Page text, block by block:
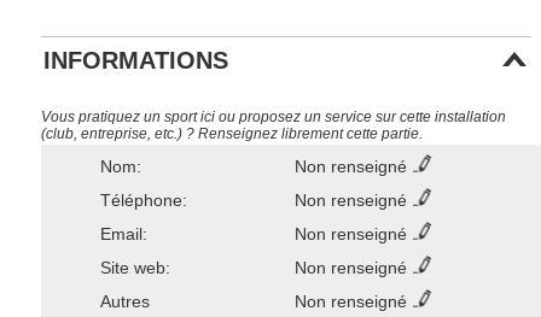
INFORMATIONS
Vous pratiquez un sport ici ou proposez un service sur cette installation
(club, entreprise, etc.) ? Renseignez librement cette partie.
Nom:
Non renseigné
Téléphone:
Non renseigné
Email:
Non renseigné
Site web:
Non renseigné
Autres
Non renseigné